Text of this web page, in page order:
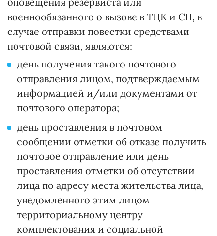
военнообязанного о вызове в ТЦК и СП, в
случае отправки повестки средствами
почтовой связи, являются:
день получения такого почтового
отправления лицом, подтверждаемым
информацией и/или документами от
почтового оператора;
день проставления в почтовом
сообщении отметки об отказе получить
почтовое отправление или день
проставления отметки об отсутствии
лица по адресу места жительства лица,
уведомленного этим лицом
территориальному центру
комплектования и социальной